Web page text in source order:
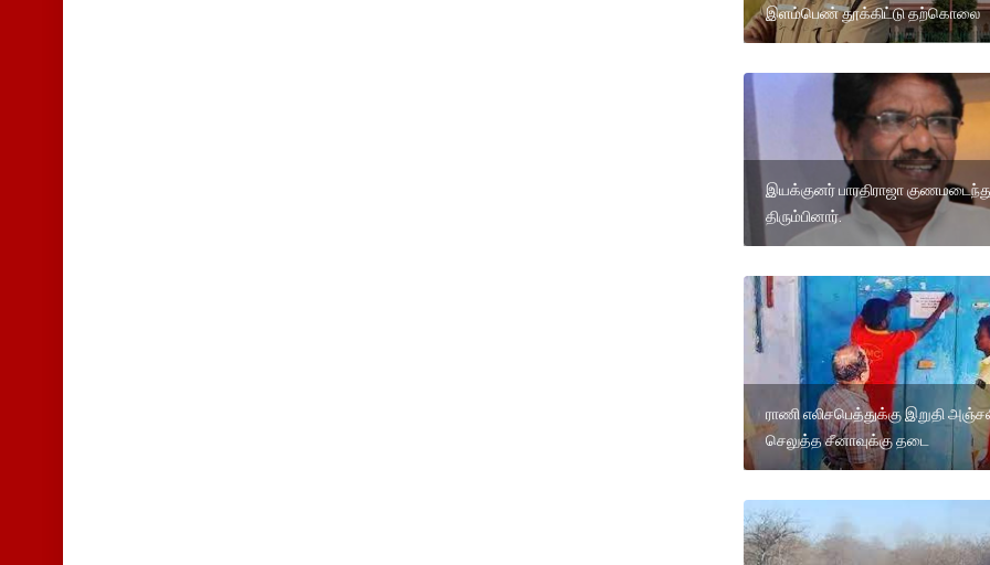
இளம்பெண் தூக்கிட்டு தற்கொலை
இயக்குனர் பாரதிராஜா
திரும்பினார்.
ராணி எலிசபெத்துக்கு இறுதி
செலுத்த சீனாவுக்கு தடை